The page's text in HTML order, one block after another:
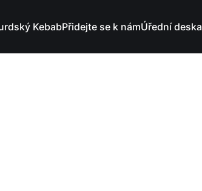
KebabPřidejte se k námÚřední deska